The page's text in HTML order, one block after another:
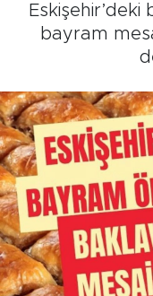
bayram